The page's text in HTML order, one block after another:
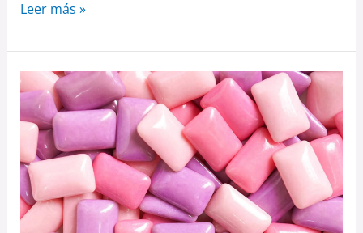
Leer más »
Si
te
tragas
un
chicle,
¿tarda
7